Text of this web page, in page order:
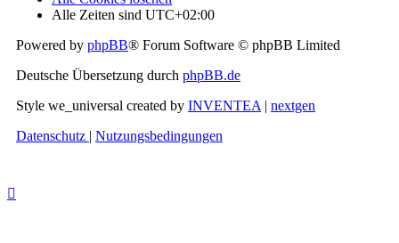
Alle Zeiten sind UTC+02:00
Powered by phpBB® Forum Software © phpBB Limited
Deutsche Übersetzung durch phpBB.de
Style we_universal created by INVENTEA | nextgen
Datenschutz | Nutzungsbedingungen